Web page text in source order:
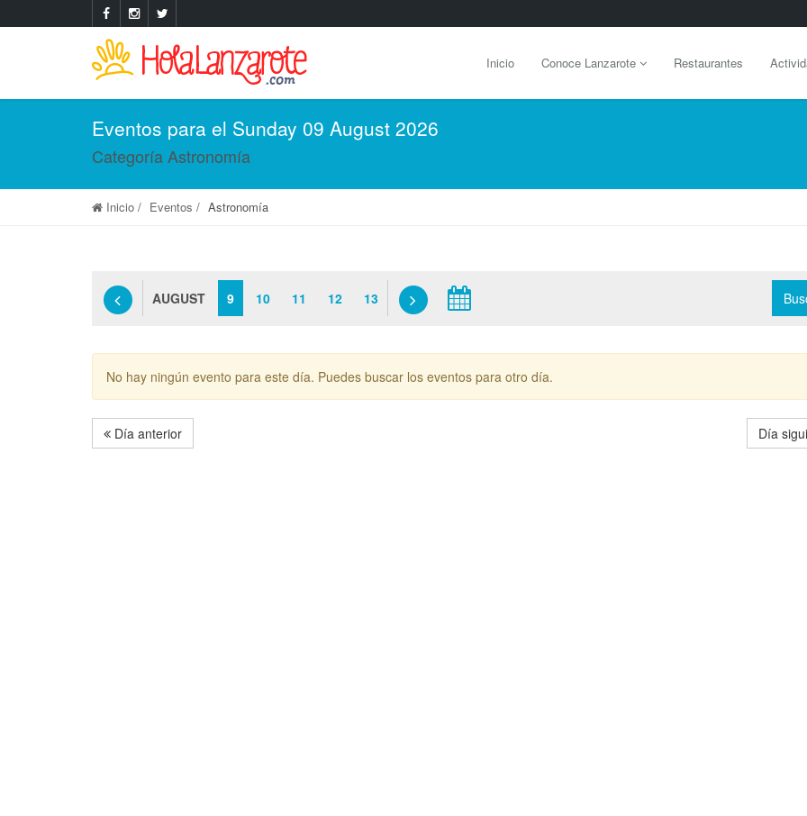
Inicio Conoce Lanzarote Restaurantes
Eventos para el Sunday 09 August 2026
Categoría Astronomía
Inicio Eventos Astronomía
AUGUST 9 10 11 12 13
No hay ningún evento para este día. Puedes buscar los eventos para otro día.
Día anterior Día